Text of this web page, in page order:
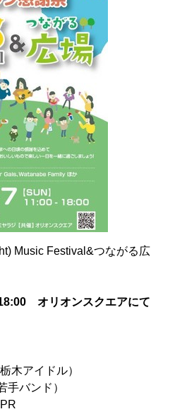
666-7878
Music Festival&つながる広
オリオンスクエアにて
木アイドル）
バンド）